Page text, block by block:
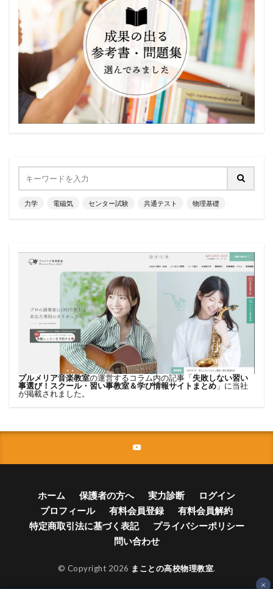
力学 電磁気 センター試験 共通テスト 物理基礎
プルメリア音楽教室の運営するコラム内の記事「失敗しない習い
事選び！スクール・習い事教室＆学び情報サイトまとめ 」に当社
が掲載されました。
ホーム 保護者の方へ 実力診断
ログイン
プロフィール
有料会員登録
有料会員解約
特定商取引法に基づく表記
プライバシーポリシー
問い合わせ
© Copyright 2026 まことの高校物理教室.
×